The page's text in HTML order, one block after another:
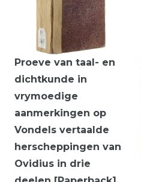
Proeve van taal- en
dichtkunde in
vrymoedige
aanmerkingen op
Vondels vertaalde
herscheppingen van
Ovidius in drie